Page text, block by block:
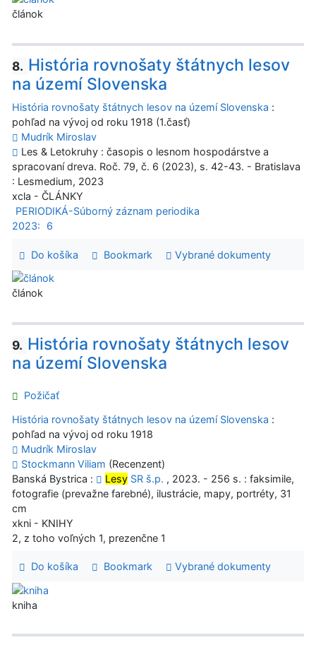
článok
8. História rovnošaty štátnych lesov
na území Slovenska
História rovnošaty štátnych lesov na území Slovenska :
pohľad na vývoj od roku 1918 (1.časť)
Mudrík Miroslav
Les & Letokruhy : časopis o lesnom hospodárstve a
spracovaní dreva. Roč. 79, č. 6 (2023), s. 42-43. - Bratislava
: Lesmedium, 2023
xcla - ČLÁNKY
PERIODIKÁ-Súborný záznam periodika
2023:
6
Do košíka Bookmark Vybrané dokumenty
článok
9. História rovnošaty štátnych lesov
na území Slovenska
Požičať
História rovnošaty štátnych lesov na území Slovenska :
pohľad na vývoj od roku 1918
Mudrík Miroslav
Stockmann Viliam (Recenzent)
Banská Bystrica :
Lesy SR š.p. , 2023. - 256 s. : faksimile,
fotografie (prevažne farebné), ilustrácie, mapy, portréty, 31
cm
xkni - KNIHY
2, z toho voľných 1, prezenčne 1
Do košíka Bookmark Vybrané dokumenty
kniha